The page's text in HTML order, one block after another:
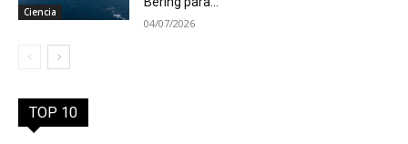
Ciencia
04/07/2026
TOP 10